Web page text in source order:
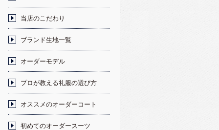
当店のこだわり
ブランド生地一覧
オーダーモデル
プロが教える礼服の選び方
オススメのオーダーコート
初めてのオーダースーツ